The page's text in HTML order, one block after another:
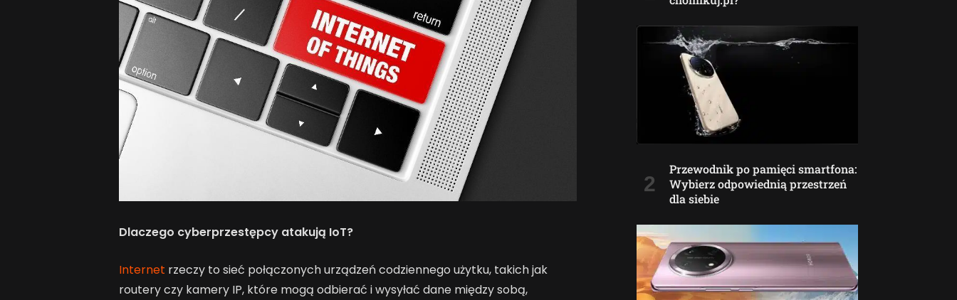
Dlaczego cyberprzestępcy atakują IoT?
Internet rzeczy to sieć połączonych urządzeń codziennego użytku, takich jak
routery czy kamery IP, które mogą odbierać i wysyłać dane między sobą,
Przewodnik po pamięci smartfona:
Wybierz odpowiednią przestrzeń
dla siebie